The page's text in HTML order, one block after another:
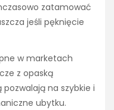
zatamować
jeśli pęknięcie
w marketach
z opaską
na szybkie i
ubytku.